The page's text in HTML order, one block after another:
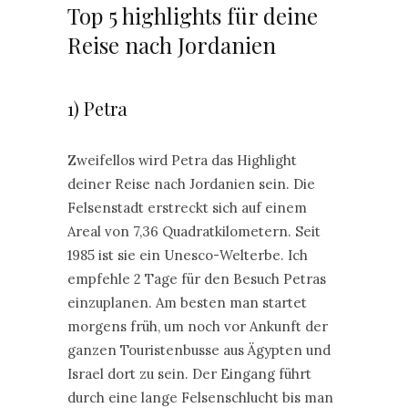
Top 5 highlights für deine
Reise nach Jordanien
1) Petra
Zweifellos wird Petra das Highlight
deiner Reise nach Jordanien sein. Die
Felsenstadt erstreckt sich auf einem
Areal von 7,36 Quadratkilometern. Seit
1985 ist sie ein Unesco-Welterbe. Ich
empfehle 2 Tage für den Besuch Petras
einzuplanen. Am besten man startet
morgens früh, um noch vor Ankunft der
ganzen Touristenbusse aus Ägypten und
Israel dort zu sein. Der Eingang führt
durch eine lange Felsenschlucht bis man